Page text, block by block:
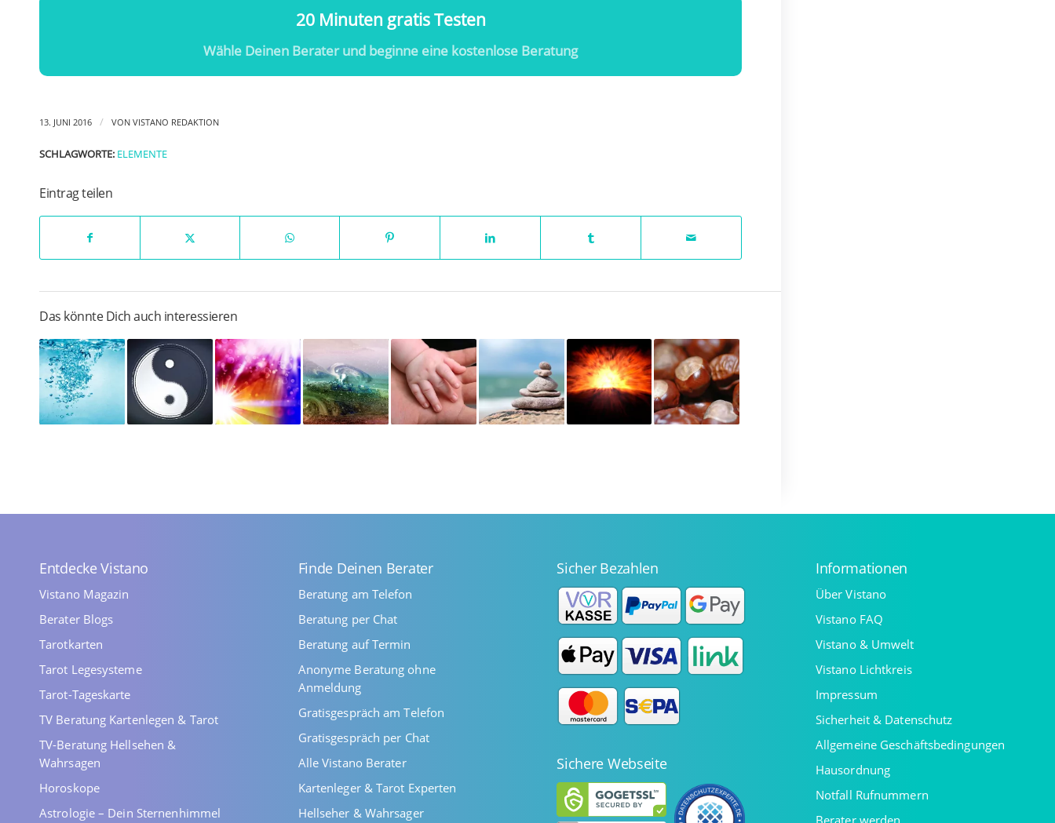
20 Minuten gratis Testen
Wähle Deinen Berater und beginne eine kostenlose Beratung
13. JUNI 2016 / VON VISTANO REDAKTION
SCHLAGWORTE: ELEMENTE
Eintrag teilen
Das könnte Dich auch interessieren
Entdecke Vistano
Vistano Magazin
Berater Blogs
Tarotkarten
Tarot Legesysteme
Tarot-Tageskarte
TV Beratung Kartenlegen & Tarot
TV-Beratung Hellsehen &
Wahrsagen
Horoskope
Astrologie – Dein Sternenhimmel
Finde Deinen Berater
Beratung am Telefon
Beratung per Chat
Beratung auf Termin
Anonyme Beratung ohne
Anmeldung
Gratisgespräch am Telefon
Gratisgespräch per Chat
Alle Vistano Berater
Kartenleger & Tarot Experten
Hellseher & Wahrsager
Sicher Bezahlen
Sichere Webseite
Informationen
Über Vistano
Vistano FAQ
Vistano & Umwelt
Vistano Lichtkreis
Impressum
Sicherheit & Datenschutz
Allgemeine Geschäftsbedingungen
Hausordnung
Notfall Rufnummern